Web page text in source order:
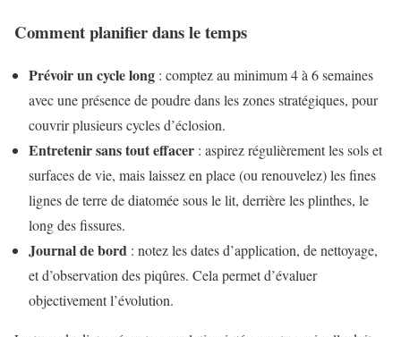
Comment planifier dans le temps
Prévoir un cycle long : comptez au minimum 4 à 6 semaines
avec une présence de poudre dans les zones stratégiques, pour
couvrir plusieurs cycles d’éclosion.
Entretenir sans tout effacer : aspirez régulièrement les sols et
surfaces de vie, mais laissez en place (ou renouvelez) les fines
lignes de terre de diatomée sous le lit, derrière les plinthes, le
long des fissures.
Journal de bord : notez les dates d’application, de nettoyage,
et d’observation des piqûres. Cela permet d’évaluer
objectivement l’évolution.